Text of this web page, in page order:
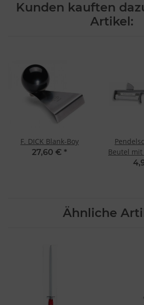
Kunden kauften
Artikel:
F. DICK Blank-Boy
27,60 € *
Beutel mit
Klinge
Ähnliche
von Daten aus verschiedenen Quellen
Entwicklung und Verbesserung der
Verwendung reduzierter Daten zur Auswahl